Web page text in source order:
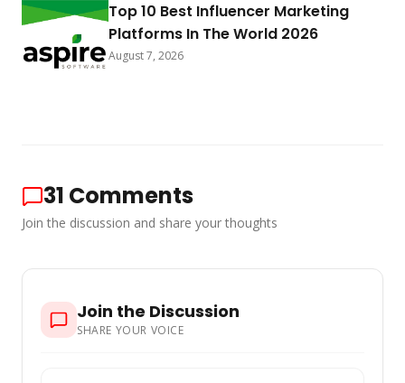
Top 10 Best Influencer Marketing
Platforms In The World 2026
August 7, 2026
31 Comments
Join the discussion and share your thoughts
Join the Discussion
SHARE YOUR VOICE